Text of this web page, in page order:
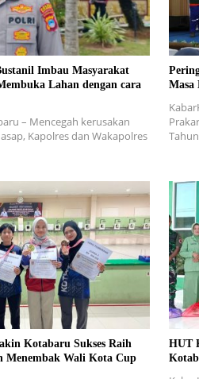
Imbau Masyarakat
Lahan dengan cara
– Mencegah kerusakan
Kapolres dan Wakapolres
Masa
Kotabaru Sukses Raih
Menembak Wali Kota Cup
HUT